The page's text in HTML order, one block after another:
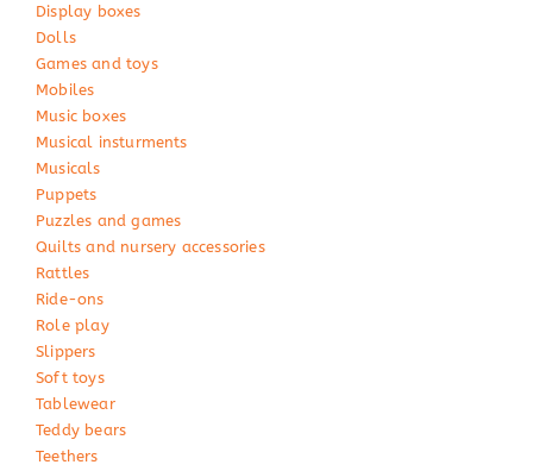
Display boxes
Dolls
Games and toys
Mobiles
Music boxes
Musical insturments
Musicals
Puppets
Puzzles and games
Quilts and nursery accessories
Rattles
Ride-ons
Role play
Slippers
Soft toys
Tablewear
Teddy bears
Teethers